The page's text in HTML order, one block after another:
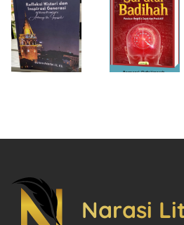
Narasi